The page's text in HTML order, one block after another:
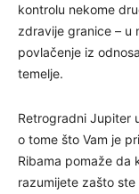
kontrolu nekome
zdravije granice – u
povlačenje iz
temelje.
Retrogradni Jupiter
o tome što Vam je
Ribama pomaže da
razumijete zašto